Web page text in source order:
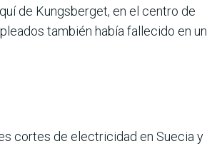
de Kungsberget, en el centro de
también había fallecido en un
cortes de electricidad en Suecia y